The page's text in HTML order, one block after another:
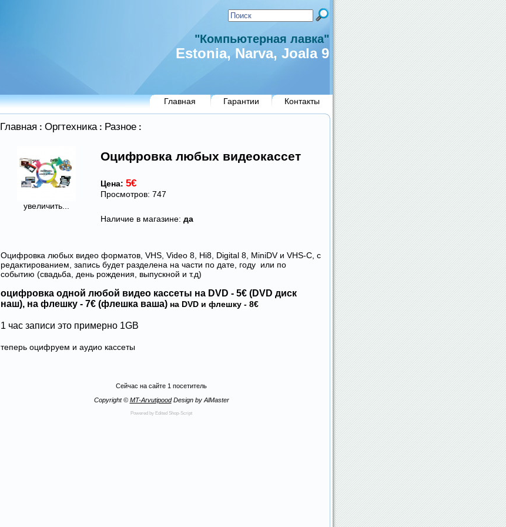
"Компьютерная лавка"
Estonia, Narva, Joala 9
Главная Гарантии
Контакты
Главная : Оргтехника : Разное :
увеличить...
Оцифровка любых видеокассет
Цена: 5€
Просмотров: 747
Наличие в магазине: да
Оцифровка любых видео форматов, VHS, Video 8, Hi8, Digital 8, MiniDV и VHS-C, с
редактированием, запись будет разделена на части по дате, году или по
событию (свадьба, день рождения, выпускной и т.д)
оцифровка одной любой видео кассеты на DVD - 5€ (DVD диск
наш), на флешку - 7€ (флешка ваша) на DVD и флешку - 8€
1 час записи это примерно 1GB
теперь оцифруем и аудио кассеты
Сейчас на сайте 1 посетитель
Copyright © MT-ArvutipoodDesign by AlMaster
Powered by Edited Shop-Script